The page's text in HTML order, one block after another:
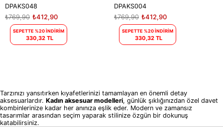
DPAKS048
₺412,90
₺769,90
SEPETTE %20 İNDİRİM
330,32 TL
DPAKS004
₺412,90
₺769,90
SEPETTE %20 İNDİRİM
330,32 TL
Tarzınızı yansıtırken kıyafetlerinizi tamamlayan en önemli detay
aksesuarlardır. Kadın aksesuar modelleri, günlük şıklığınızdan özel davet
kombinlerinize kadar her anınıza eşlik eder. Modern ve zamansız
tasarımlar arasından seçim yaparak stilinize özgün bir dokunuş
katabilirsiniz.